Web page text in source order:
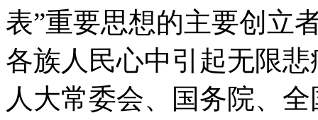
表”重要思想的主要创立
各族人民心中引起无限
人大常委会、国务院、